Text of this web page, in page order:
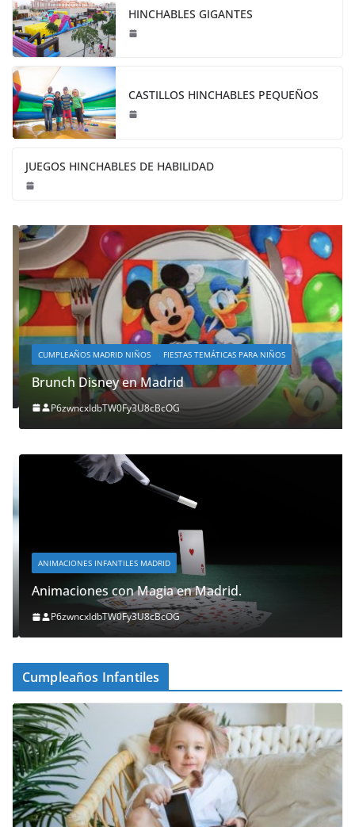
HINCHABLES GIGANTES
CASTILLOS HINCHABLES PEQUEÑOS
JUEGOS HINCHABLES DE HABILIDAD
CUMPLEAÑOS MADRID NIÑOS FIESTAS TEMÁTICAS PARA NIÑOS
Brunch Disney en Madrid
P6zwncxIdbTW0Fy3U8cBcOG
ANIMACIONES INFANTILES MADRID
Animaciones con Magia en Madrid.
P6zwncxIdbTW0Fy3U8cBcOG
Cumpleaños Infantiles